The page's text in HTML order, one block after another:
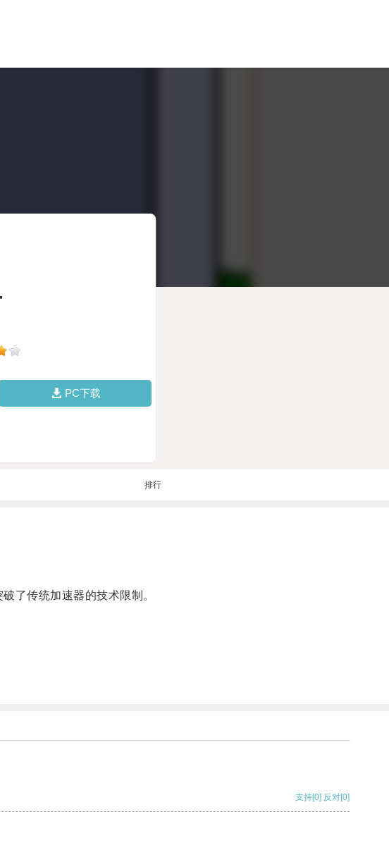
PC下载
排行
了传统加速器的技术限制。
支持[0] 反对[0]